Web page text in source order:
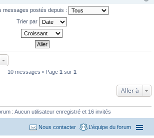
messages postés depuis :
Trier par
10 messages • Page 1 sur 1
Aller à
: Aucun utilisateur enregistré et 16 invités
L’équipe du forum
Nous contacter